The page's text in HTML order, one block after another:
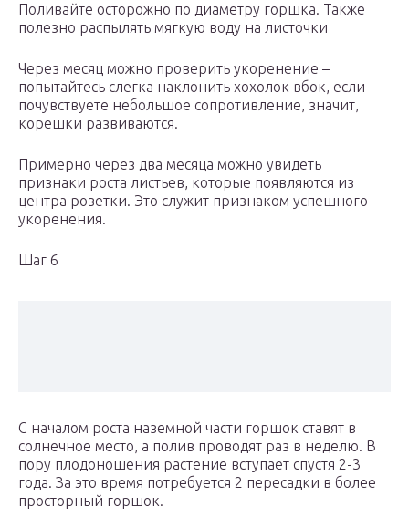
Поливайте осторожно по диаметру горшка. Также
полезно распылять мягкую воду на листочки
Через месяц можно проверить укоренение –
попытайтесь слегка наклонить хохолок вбок, если
почувствуете небольшое сопротивление, значит,
корешки развиваются.
Примерно через два месяца можно увидеть
признаки роста листьев, которые появляются из
центра розетки. Это служит признаком успешного
укоренения.
Шаг 6
С началом роста наземной части горшок ставят в
солнечное место, а полив проводят раз в неделю. В
пору плодоношения растение вступает спустя 2-3
года. За это время потребуется 2 пересадки в более
просторный горшок.